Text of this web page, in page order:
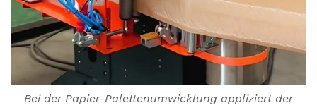
Bei der Papier-Palettenumwicklung appliziert der